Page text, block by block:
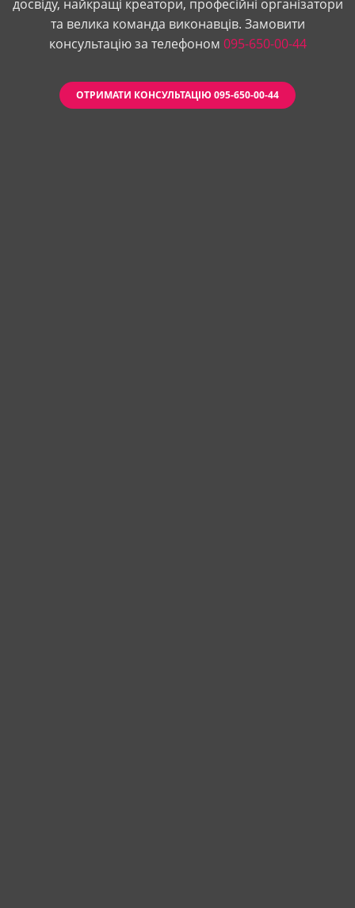
досвіду, найкращі креатори, професійні організатори
та велика команда виконавців. Замовити
консультацію за телефоном 095-650-00-44
ОТРИМАТИ КОНСУЛЬТАЦІЮ 095-650-00-44